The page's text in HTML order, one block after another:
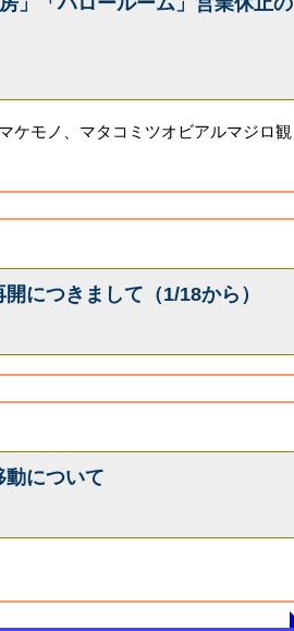
ケモノ、マタコミツオビアルマジロ観
につきまして（1/18から）
動について